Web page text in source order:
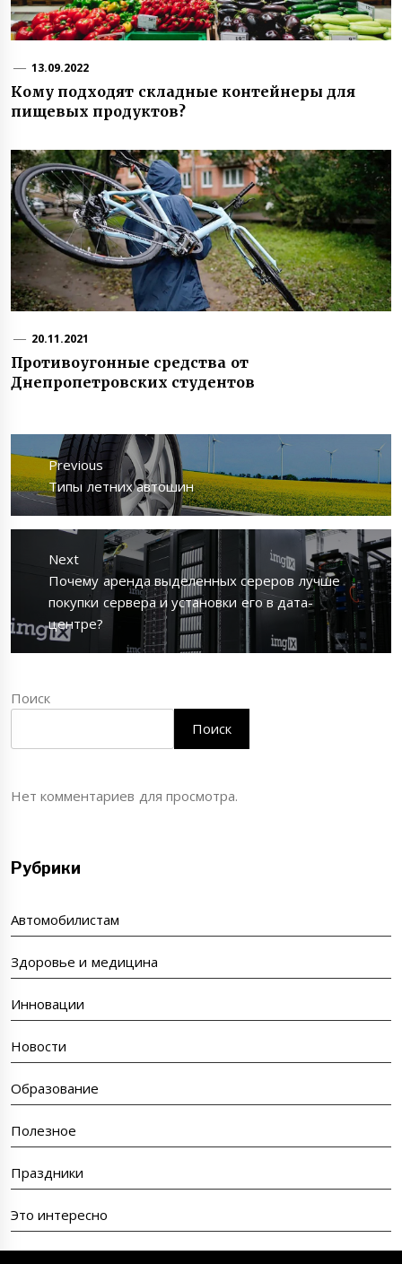
13.09.2022
Кому подходят складные контейнеры для
пищевых продуктов?
20.11.2021
Противоугонные средства от
Днепропетровских студентов
Навигация
по
записям
Previous
Previous
post:
Типы летних автошин
Next
Next
post:
Почему аренда выделенных сереров лучше
покупки сервера и установки его в дата-
центре?
Поиск
Поиск
Нет комментариев для просмотра.
Рубрики
Автомобилистам
Здоровье и медицина
Инновации
Новости
Образование
Полезное
Праздники
Это интересно